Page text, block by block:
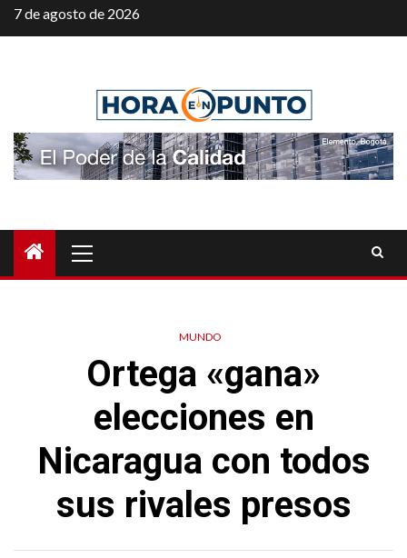
Saltar
al
7 de agosto de 2026
principal
MUNDO
Ortega «gana»
elecciones en
Nicaragua con todos
sus rivales presos